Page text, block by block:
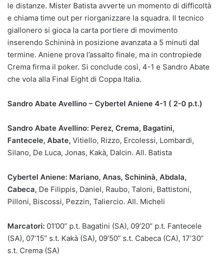
le distanze. Mister Batista avverte un momento di difficoltà
e chiama time out per riorganizzare la squadra. Il tecnico
giallonero si gioca la carta portiere di movimento
inserendo Schininà in posizione avanzata a 5 minuti dal
termine. Aniene prova l’assalto finale, ma in contropiede
Crema firma il poker. Si conclude così, 4-1 e Sandro Abate
che vola alla Final Eight di Coppa Italia.
Sandro Abate Avellino – Cybertel Aniene 4-1 ( 2-0 p.t.)
Sandro Abate Avellino: Perez, Crema, Bagatini,
Fantecele, Abate, Vitiello, Rizzo, Ercolessi, Lombardi,
Silano, De Luca, Jonas, Kakà, Dalcin. All. Batista
Cybertel Aniene: Mariano, Anas, Schininà, Abdala,
Cabeca, De Filippis, Daniel, Raubo, Taloni, Battistoni,
Pilloni, Biscossi, Pezzin, Taliercio. All. Micheli
Marcatori: 01’00” p.t. Bagatini (SA), 09’20” p.t. Fantecele
(SA), 07’15” s.t. Kakà (SA), 09’50” s.t. Cabeca (CA), 17’30”
s.t. Crema (SA)